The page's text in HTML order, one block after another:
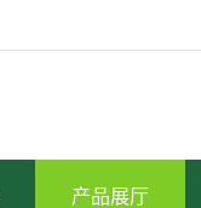
产品展厅